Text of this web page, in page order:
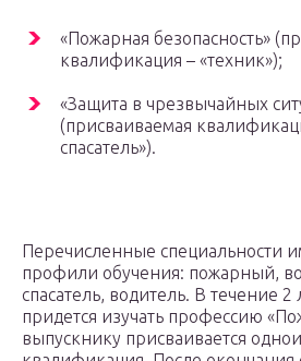
«Пожарная безопасность»
квалификация – «техник»);
«Защита в чрезвычайных
(присваиваемая
спасатель»).
Перечисленные специальности
профили обучения: пожарный,
спасатель, водитель. В течение 2
придется изучать профессию
выпускнику присваивается